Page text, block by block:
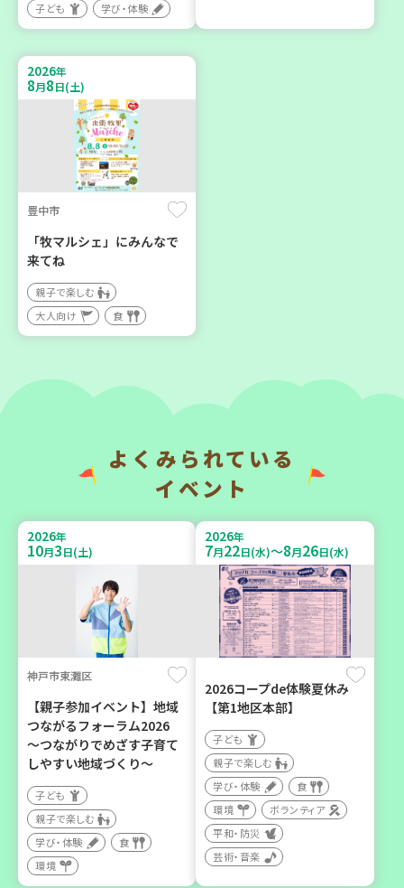
神戸市兵庫区
BOSAI(ぼうさい)教室～か
ぞくで楽しくまなぼうさい
～
学び・体験
平和・防災
2026年
24
【第3地区本部】地域のつど
い場で憩いのひとときを
【第3地区本部】住み慣れた
地域で暮らしたい 「コープ
2026年
9月6日(日)
西宮市
野菜を食べよう！ベジ活キ
ャンペーン【第２地区】
子ども
親子で楽しむ
学び・体験
2026年
10月6日(火)
「フードプラン上富田みか
ん」バスで行く 産地見学＆
生産者交流会
学び・体験 食
2026 年
9月12日(土)
子ども 学び・体験
2026年
8月8日(土)
豊中市
「牧マルシェ」にみんなで
来てね
親子で楽しむ
大人向け
食
よくみられている
イベント
2026年
10月3日(土)
神戸市東灘区
【親子参加イベント】地域
つながるフォーラム2026
～つながりでめざす子育て
しやすい地域づくり～
子ども
親子で楽しむ
学び・体験
食
環境
2026年
7月22日(水)～8月26日(水)
2026コープde体験夏休み
【第1地区本部】
子ども
親子で楽しむ
学び・体験
食
環境
ボランティア
平和・防災
芸術・音楽